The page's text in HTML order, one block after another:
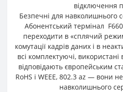
відключення
Безпечні для навколишнього
Абонентський термінал
переходити в «сплячий
комутації кадрів даних і в
всі комплектуючі,
відповідають європейським
RoHS і WEEE, 802.3 az — вони
навколишнього